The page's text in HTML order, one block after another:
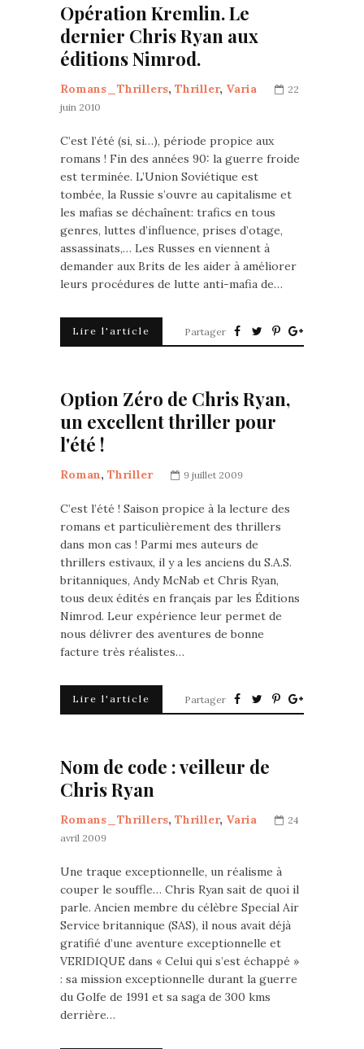
Opération Kremlin. Le
dernier Chris Ryan aux
éditions Nimrod.
Romans_Thrillers, Thriller, Varia
22
juin 2010
C’est l’été (si, si…), période propice aux
romans ! Fin des années 90: la guerre froide
est terminée. L’Union Soviétique est
tombée, la Russie s’ouvre au capitalisme et
les mafias se déchaînent: trafics en tous
genres, luttes d’influence, prises d’otage,
assassinats,… Les Russes en viennent à
demander aux Brits de les aider à améliorer
leurs procédures de lutte anti-mafia de…
Lire l'article Partager
Option Zéro de Chris Ryan,
un excellent thriller pour
l'été !
Roman, Thriller 9 juillet 2009
C’est l’été ! Saison propice à la lecture des
romans et particulièrement des thrillers
dans mon cas ! Parmi mes auteurs de
thrillers estivaux, il y a les anciens du S.A.S.
britanniques, Andy McNab et Chris Ryan,
tous deux édités en français par les Éditions
Nimrod. Leur expérience leur permet de
nous délivrer des aventures de bonne
facture très réalistes…
Lire l'article Partager
Nom de code : veilleur de
Chris Ryan
Romans_Thrillers, Thriller, Varia
24
avril 2009
Une traque exceptionnelle, un réalisme à
couper le souffle… Chris Ryan sait de quoi il
parle. Ancien membre du célèbre Special Air
Service britannique (SAS), il nous avait déjà
gratifié d’une aventure exceptionnelle et
VERIDIQUE dans « Celui qui s’est échappé »
: sa mission exceptionnelle durant la guerre
du Golfe de 1991 et sa saga de 300 kms
derrière…